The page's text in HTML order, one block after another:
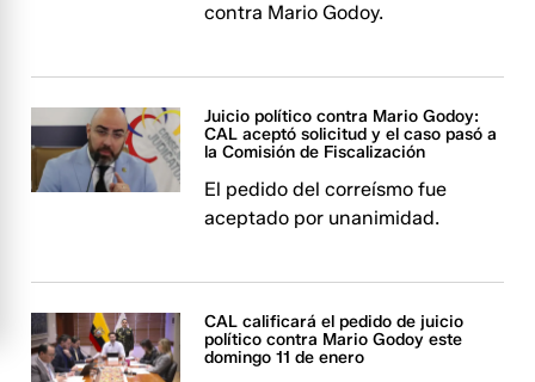
contra Mario Godoy.
Juicio político contra Mario Godoy:
CAL aceptó solicitud y el caso pasó a
la Comisión de Fiscalización
El pedido del correísmo fue
aceptado por unanimidad.
CAL calificará el pedido de juicio
político contra Mario Godoy este
domingo 11 de enero